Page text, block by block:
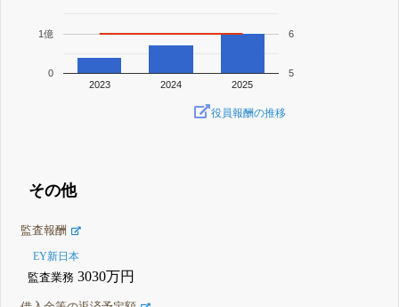
2023 2024 2025
0
1億
5
6
役員報酬の推移
その他
監査報酬
EY新日本
監査業務 3030万円